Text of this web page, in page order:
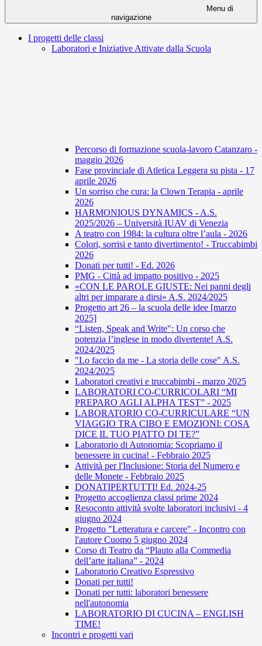
Menu di
navigazione
I progetti delle classi
Laboratori e Iniziative Attivate dalla Scuola
Percorso di formazione scuola-lavoro Catanzaro -
maggio 2026
Fase provinciale di Atletica Leggera su pista - 17
aprile 2026
Un sorriso che cura: la Clown Terapia - aprile
2026
HARMONIOUS DYNAMICS - A.S.
2025/2026 – Università IUAV di Venezia
A teatro con 1984: la cultura oltre l’aula - 2026
Colori, sorrisi e tanto divertimento! - Truccabimbi
2026
Donati per tutti! - Ed. 2026
PMG - Città ad impatto positivo - 2025
«CON LE PAROLE GIUSTE: Nei panni degli
altri per imparare a dirsi» A.S. 2024/2025
Progetto art 26 – la scuola delle idee [marzo
2025]
“Listen, Speak and Write": Un corso che
potenzia l’inglese in modo divertente! A.S.
2024/2025
"Lo faccio da me - La storia delle cose" A.S.
2024/2025
Laboratori creativi e truccabimbi - marzo 2025
LABORATORI CO-CURRICOLARI “MI
PREPARO AGLI ALPHA TEST” - 2025
LABORATORIO CO-CURRICULARE “UN
VIAGGIO TRA CIBO E EMOZIONI: COSA
DICE IL TUO PIATTO DI TE?”
Laboratorio di Autonomia: Scopriamo il
benessere in cucina! - Febbraio 2025
Attività per l'Inclusione: Storia del Numero e
delle Monete - Febbraio 2025
DONATIPERTUTTI! Ed. 2024-25
Progetto accoglienza classi prime 2024
Resoconto attività svolte laboratori inclusivi - 4
giugno 2024
Progetto "Letteratura e carcere" - Incontro con
l'autore Cuomo 5 giugno 2024
Corso di Teatro da “Plauto alla Commedia
dell’arte italiana” - 2024
Laboratorio Creativo Espressivo
Donati per tutti!
Donati per tutti: laboratori benessere
nell'autonomia
LABORATORIO DI CUCINA – ENGLISH
TIME!
Incontri e progetti vari